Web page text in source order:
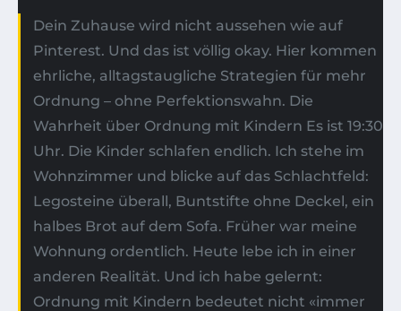
Dein Zuhause wird nicht aussehen wie auf
Pinterest. Und das ist völlig okay. Hier kommen
ehrliche, alltagstaugliche Strategien für mehr
Ordnung – ohne Perfektionswahn. Die
Wahrheit über Ordnung mit Kindern Es ist 19:30
Uhr. Die Kinder schlafen endlich. Ich stehe im
Wohnzimmer und blicke auf das Schlachtfeld:
Legosteine überall, Buntstifte ohne Deckel, ein
halbes Brot auf dem Sofa. Früher war meine
Wohnung ordentlich. Heute lebe ich in einer
anderen Realität. Und ich habe gelernt:
Ordnung mit Kindern bedeutet nicht «immer